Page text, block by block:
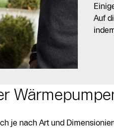
Auf
je nach Art und